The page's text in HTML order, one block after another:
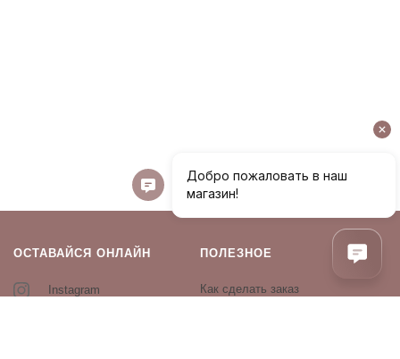
ОСТАВАЙСЯ ОНЛАЙН
Instagram
ПОЛЕЗНОЕ
Как сделать заказ